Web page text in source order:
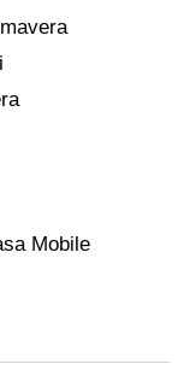
Mobile